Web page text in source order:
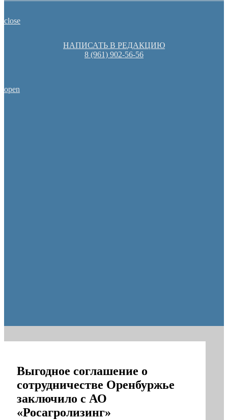
close
НАПИСАТЬ В РЕДАКЦИЮ
8 (961) 902-56-56
open
Выгодное соглашение о
сотрудничестве Оренбуржье
заключило с АО
«Росагролизинг»